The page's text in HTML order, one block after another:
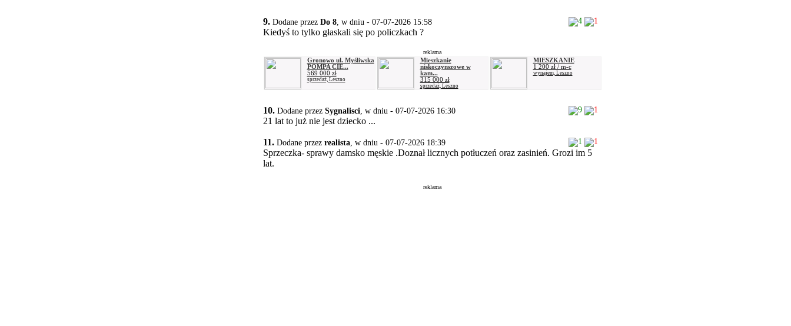
9. Dodane przez Do 8, w dniu - 07-07-2026 15:58 4 1
Kiedyś to tylko głaskali się po policzkach ?
reklama
Gronowo ul. Myśliwska
POMPA CIE...
569 000 zł
sprzedaż, Leszno
Mieszkanie
niskoczynszowe w
kam...
315 000 zł
sprzedaż, Leszno
MIESZKANIE
1 200 zł / m-c
wynajem, Leszno
10. Dodane przez Sygnalisci, w dniu - 07-07-2026 16:30 9 1
21 lat to już nie jest dziecko ...
11. Dodane przez realista, w dniu - 07-07-2026 18:39 1 1
Sprzeczka- sprawy damsko męskie .Doznał licznych potłuczeń oraz zasinień. Grozi im 5
lat.
reklama